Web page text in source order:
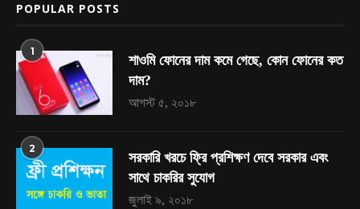
POPULAR POSTS
1
শাওমি ফোনের দাম কমে গেছে, কোন ফোনের কত
দাম?
আগস্ট ৫, ২০১৮
2
সরকারি খরচে ফ্রি প্রশিক্ষণ দেবে সরকার এবং
সাথে চাকরির সুযোগ
জুলাই ৯, ২০১৮